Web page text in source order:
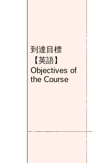
到達目標
【英語】
Objectives of
the Course